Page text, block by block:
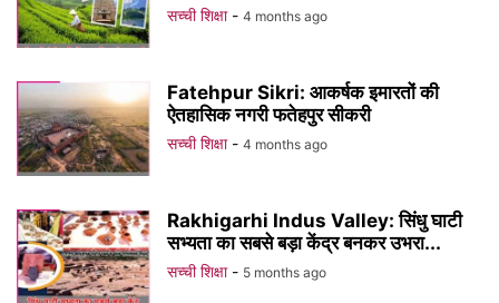
सच्ची शिक्षा - 4 months ago
Fatehpur Sikri: आकर्षक इमारतों की
ऐतहासिक नगरी फतेहपुर सीकरी
सच्ची शिक्षा - 4 months ago
Rakhigarhi Indus Valley: सिंधु घाटी
सभ्यता का सबसे बड़ा केंद्र बनकर उभरा...
सच्ची शिक्षा - 5 months ago